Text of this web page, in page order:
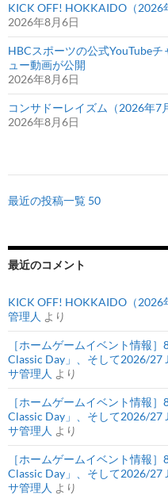
KICK OFF! HOKKAIDO（2026
2026年8月6日
HBCスポーツの公式YouTube
ュー動画が公開
2026年8月6日
コンサドーレイズム（2026年7
2026年8月6日
最近の投稿一覧 50
最近のコメント
KICK OFF! HOKKAIDO（2026
管理人 より
［ホームゲームイベント情報
Classic Day」、そして2026/27
サ管理人 より
［ホームゲームイベント情報
Classic Day」、そして2026/27
サ管理人 より
［ホームゲームイベント情報
Classic Day」、そして2026/27
サ管理人 より